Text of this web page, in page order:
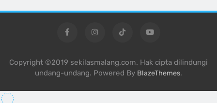
Copyright ©2019 sekilasmalang.com. Hak cipta dilindungi
undang-undang. Powered By BlazeThemes.